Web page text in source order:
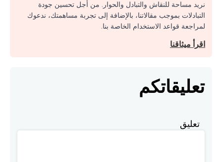
نريد مساحة للنقاش والتبادل والحوار. من أجل تحسين جودة
التبادلات بموجب مقالاتنا، بالإضافة إلى تجربة مساهمتك، ندعوك
لمراجعة قواعد الاستخدام الخاصة بنا.
اقرأ ميثاقنا
تعليقاتكم
تعليق